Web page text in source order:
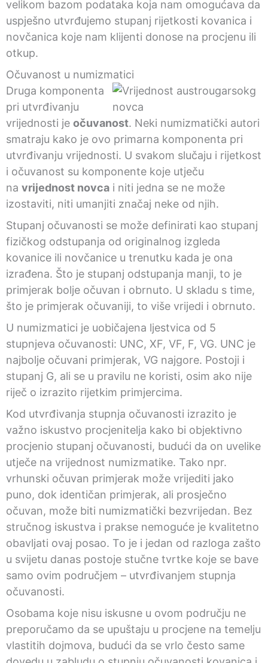
velikom bazom podataka koja nam omogućava da
uspješno utvrđujemo stupanj rijetkosti kovanica i
novčanica koje nam klijenti donose na procjenu ili
otkup.
Očuvanost u numizmatici
Druga komponenta
pri utvrđivanju
vrijednosti je očuvanost. Neki numizmatički autori
smatraju kako je ovo primarna komponenta pri
utvrđivanju vrijednosti. U svakom slučaju i rijetkost
i očuvanost su komponente koje utječu
na vrijednost novcai niti jedna se ne može
izostaviti, niti umanjiti značaj neke od njih.
Stupanj očuvanosti se može definirati kao stupanj
fizičkog odstupanja od originalnog izgleda
kovanice ili novčanice u trenutku kada je ona
izrađena. Što je stupanj odstupanja manji, to je
primjerak bolje očuvan i obrnuto. U skladu s time,
što je primjerak očuvaniji, to više vrijedi i obrnuto.
U numizmatici je uobičajena ljestvica od 5
stupnjeva očuvanosti: UNC, XF, VF, F, VG. UNC je
najbolje očuvani primjerak, VG najgore. Postoji i
stupanj G, ali se u pravilu ne koristi, osim ako nije
riječ o izrazito rijetkim primjercima.
Kod utvrđivanja stupnja očuvanosti izrazito je
važno iskustvo procjenitelja kako bi objektivno
procjenio stupanj očuvanosti, budući da on uvelike
utječe na vrijednost numizmatike. Tako npr.
vrhunski očuvan primjerak može vrijediti jako
puno, dok identičan primjerak, ali prosječno
očuvan, može biti numizmatički bezvrijedan. Bez
stručnog iskustva i prakse nemoguće je kvalitetno
obavljati ovaj posao. To je i jedan od razloga zašto
u svijetu danas postoje stučne tvrtke koje se bave
samo ovim područjem – utvrđivanjem stupnja
očuvanosti.
Osobama koje nisu iskusne u ovom području ne
preporučamo da se upuštaju u procjene na temelju
vlastitih dojmova, budući da se vrlo često same